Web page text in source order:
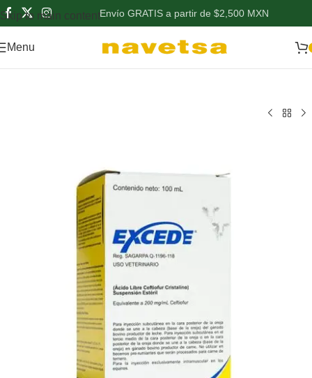
Skip to main contentEnvío GRATIS a partir de $2,500 MXN
Menu